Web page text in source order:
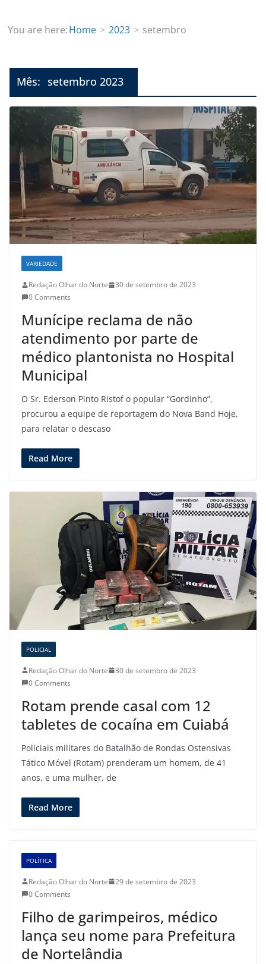
You are here:Home 2023 setembro
Mês: setembro 2023
VARIEDADE
Redação Olhar do Norte
30 de setembro de 2023
0 Comments
Munícipe reclama de não
atendimento por parte de
médico plantonista no Hospital
Municipal
O Sr. Ederson Pinto Ristof o popular “Gordinho”,
procurou a equipe de reportagem do Nova Band Hoje,
para relatar o descaso
Read More
POLICIAL
Redação Olhar do Norte
30 de setembro de 2023
0 Comments
Rotam prende casal com 12
tabletes de cocaína em Cuiabá
Policiais militares do Batalhão de Rondas Ostensivas
Tático Móvel (Rotam) prenderam um homem, de 41
anos, e uma mulher, de
Read More
POLÍTICA
Redação Olhar do Norte
29 de setembro de 2023
0 Comments
Filho de garimpeiros, médico
lança seu nome para Prefeitura
de Nortelândia